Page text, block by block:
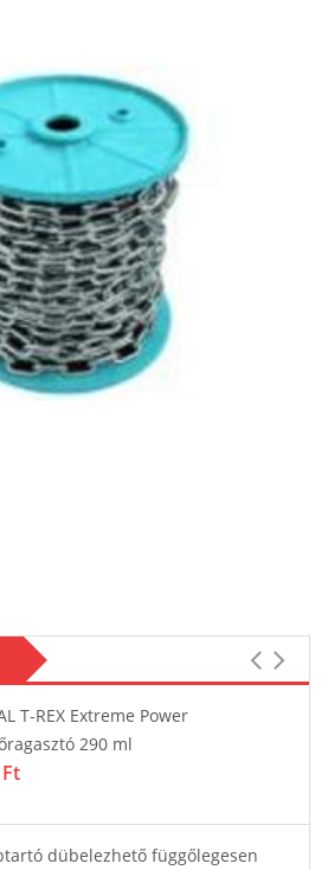
T-REX Extreme Power
290 ml
dübelezhető függőlegesen